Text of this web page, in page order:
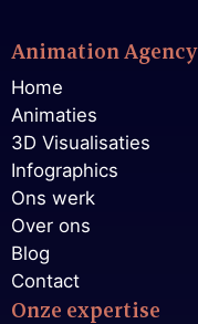
Animation Agency
Home
Animaties
3D Visualisaties
Infographics
Ons werk
Over ons
Blog
Contact
Onze expertise